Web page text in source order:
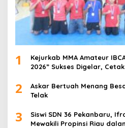
1
Kejurkab MMA Amateur
2026” Sukses Digelar,
2
Askar Bertuah Menang
Telak
3
Siswi SDN 36 Pekanbaru,
Mewakili Propinsi Riau